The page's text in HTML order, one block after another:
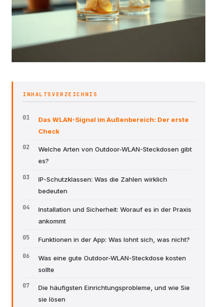
INHALTSVERZEICHNIS
Das WLAN-Signal im Außenbereich: Der erste
Check
Welche Arten von Outdoor-WLAN-Steckdosen gibt
es?
IP-Schutzklassen: Was die Zahlen wirklich
bedeuten
Installation und Sicherheit: Worauf es in der Praxis
ankommt
Funktionen in der App: Was lohnt sich, was nicht?
Was eine gute Outdoor-WLAN-Steckdose kosten
sollte
Die häufigsten Einrichtungsprobleme, und wie Sie
sie lösen